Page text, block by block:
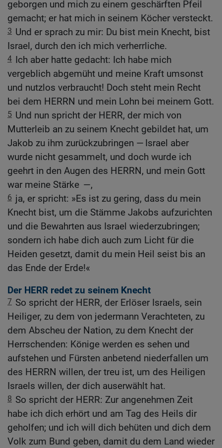
geborgen und mich zu einem geschärften Pfeil
gemacht; er hat mich in seinem Köcher versteckt.
3 Und er sprach zu mir: Du bist mein Knecht, bist
Israel, durch den ich mich verherrliche.
4 Ich aber hatte gedacht: Ich habe mich
vergeblich abgemüht und meine Kraft umsonst
und nutzlos verbraucht! Doch steht mein Recht
bei dem HERRN und mein Lohn bei meinem Gott.
5 Und nun spricht der HERR, der mich von
Mutterleib an zu seinem Knecht gebildet hat, um
Jakob zu ihm zurückzubringen — Israel aber
wurde nicht gesammelt, und doch wurde ich
geehrt in den Augen des HERRN, und mein Gott
war meine Stärke —,
6 ja, er spricht: »Es ist zu gering, dass du mein
Knecht bist, um die Stämme Jakobs aufzurichten
und die Bewahrten aus Israel wiederzubringen;
sondern ich habe dich auch zum Licht für die
Heiden gesetzt, damit du mein Heil seist bis an
das Ende der Erde!«
Der HERR redet zu seinem Knecht
7 So spricht der HERR, der Erlöser Israels, sein
Heiliger, zu dem von jedermann Verachteten, zu
dem Abscheu der Nation, zu dem Knecht der
Herrschenden: Könige werden es sehen und
aufstehen und Fürsten anbetend niederfallen um
des HERRN willen, der treu ist, um des Heiligen
Israels willen, der dich auserwählt hat.
8 So spricht der HERR: Zur angenehmen Zeit
habe ich dich erhört und am Tag des Heils dir
geholfen; und ich will dich behüten und dich dem
Volk zum Bund geben, damit du dem Land wieder